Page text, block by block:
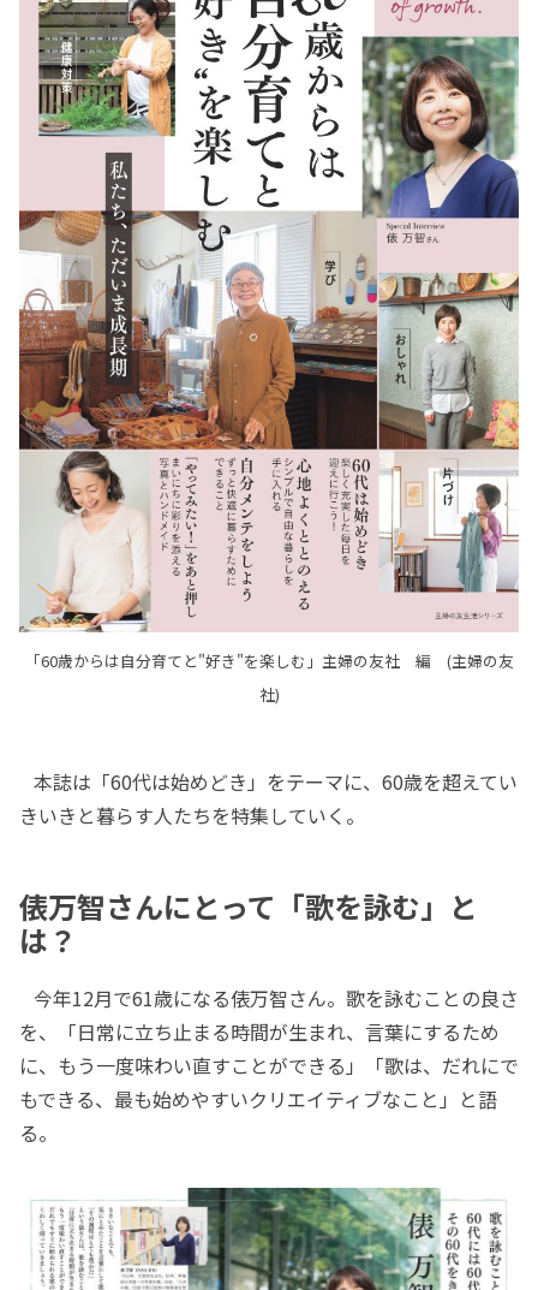
「60歳からは自分育てと"好き"を楽しむ」主婦の友社 編 (主婦の友
社)
本誌は「60代は始めどき」をテーマに、60歳を超えてい
きいきと暮らす人たちを特集していく。
俵万智さんにとって「歌を詠む」と
は？
今年12月で61歳になる俵万智さん。歌を詠むことの良さ
を、「日常に立ち止まる時間が生まれ、言葉にするため
に、もう一度味わい直すことができる」「歌は、だれにで
もできる、最も始めやすいクリエイティブなこと」と語
る。